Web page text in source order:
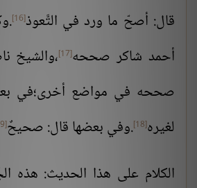
قال: أصحّ ما ورد في التَّعوذ[16]
أحمد شاكر صححه[17]
،والشيخ
صححه في مواضع أخرى؛في
لغيره[18] .وفي بعضها قال: صحيحٌ[19]
الكلام على هذا الحديث: هذه